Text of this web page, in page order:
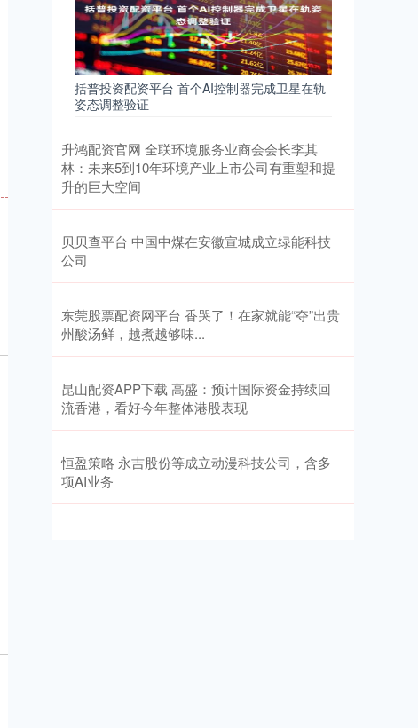
括普投资配资平台 首个AI控制器完成卫星在轨
姿态调整验证
升鸿配资官网 全联环境服务业商会会长李其
林：未来5到10年环境产业上市公司有重塑和提
升的巨大空间
贝贝查平台 中国中煤在安徽宣城成立绿能科技
公司
东莞股票配资网平台 香哭了！在家就能“夺”出贵
州酸汤鲜，越煮越够味...
昆山配资APP下载 高盛：预计国际资金持续回
流香港，看好今年整体港股表现
恒盈策略 永吉股份等成立动漫科技公司，含多
项AI业务